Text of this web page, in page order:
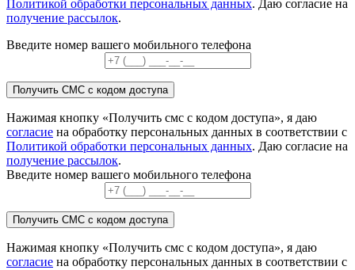
Политикой обработки персональных данных. Даю согласие на
получение рассылок.
Введите номер вашего мобильного телефона
Получить СМС с кодом доступа
Нажимая кнопку «Получить смс с кодом доступа», я даю
согласие на обработку персональных данных в соответствии с
Политикой обработки персональных данных. Даю согласие на
получение рассылок.
Введите номер вашего мобильного телефона
Получить СМС с кодом доступа
Нажимая кнопку «Получить смс с кодом доступа», я даю
согласие на обработку персональных данных в соответствии с